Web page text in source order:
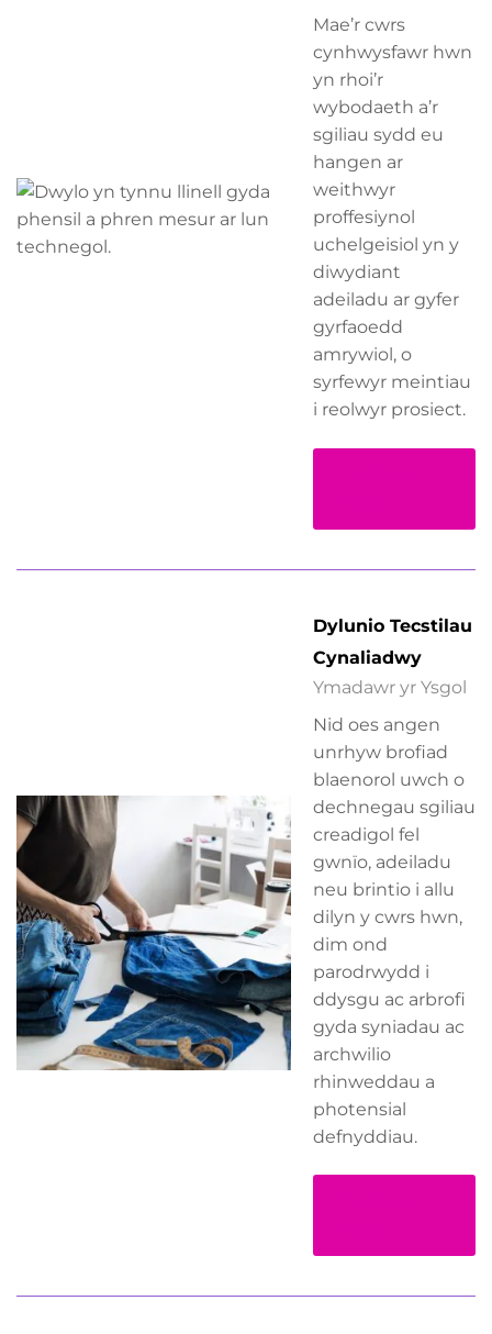
Mae’r cwrs
cynhwysfawr hwn
yn rhoi’r
wybodaeth a’r
sgiliau sydd eu
hangen ar
weithwyr
proffesiynol
uchelgeisiol yn y
diwydiant
adeiladu ar gyfer
gyrfaoedd
amrywiol, o
syrfewyr meintiau
i reolwyr prosiect.
Dylunio Tecstilau
Cynaliadwy
Ymadawr yr Ysgol
Nid oes angen
unrhyw brofiad
blaenorol uwch o
dechnegau sgiliau
creadigol fel
gwnïo, adeiladu
neu brintio i allu
dilyn y cwrs hwn,
dim ond
parodrwydd i
ddysgu ac arbrofi
gyda syniadau ac
archwilio
rhinweddau a
photensial
defnyddiau.